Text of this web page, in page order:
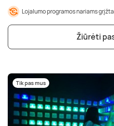
Lojalumo programos nariams
Žiūrėti
Tik pas mus